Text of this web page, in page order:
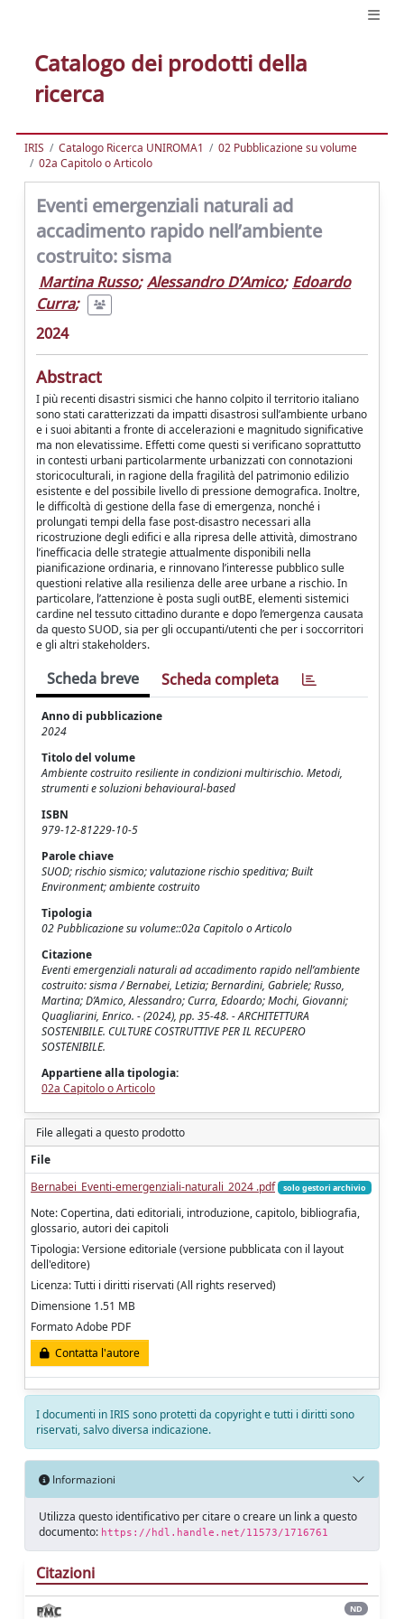
Catalogo dei prodotti della
ricerca
IRIS Catalogo Ricerca UNIROMA1
02 Pubblicazione su volume
02a Capitolo o Articolo
Eventi emergenziali naturali ad
accadimento rapido nell’ambiente
costruito: sisma
Martina Russo; Alessandro D’Amico; Edoardo
Curra;
2024
Abstract
I più recenti disastri sismici che hanno colpito il territorio italiano
sono stati caratterizzati da impatti disastrosi sull’ambiente urbano
e i suoi abitanti a fronte di accelerazioni e magnitudo significative
ma non elevatissime. Effetti come questi si verificano soprattutto
in contesti urbani particolarmente urbanizzati con connotazioni
storicoculturali, in ragione della fragilità del patrimonio edilizio
esistente e del possibile livello di pressione demografica. Inoltre,
le difficoltà di gestione della fase di emergenza, nonché i
prolungati tempi della fase post-disastro necessari alla
ricostruzione degli edifici e alla ripresa delle attività, dimostrano
l’inefficacia delle strategie attualmente disponibili nella
pianificazione ordinaria, e rinnovano l’interesse pubblico sulle
questioni relative alla resilienza delle aree urbane a rischio. In
particolare, l’attenzione è posta sugli outBE, elementi sistemici
cardine nel tessuto cittadino durante e dopo l’emergenza causata
da questo SUOD, sia per gli occupanti/utenti che per i soccorritori
e gli altri stakeholders.
Scheda breve Scheda completa
Anno di pubblicazione
2024
Titolo del volume
Ambiente costruito resiliente in condizioni multirischio. Metodi,
strumenti e soluzioni behavioural-based
ISBN
979-12-81229-10-5
Parole chiave
SUOD; rischio sismico; valutazione rischio speditiva; Built
Environment; ambiente costruito
Tipologia
02 Pubblicazione su volume::02a Capitolo o Articolo
Citazione
Eventi emergenziali naturali ad accadimento rapido nell’ambiente
costruito: sisma / Bernabei, Letizia; Bernardini, Gabriele; Russo,
Martina; D’Amico, Alessandro; Curra, Edoardo; Mochi, Giovanni;
Quagliarini, Enrico. - (2024), pp. 35-48. - ARCHITETTURA
SOSTENIBILE. CULTURE COSTRUTTIVE PER IL RECUPERO
SOSTENIBILE.
Appartiene alla tipologia:
02a Capitolo o Articolo
File allegati a questo prodotto
File
Bernabei_Eventi-emergenziali-naturali_2024 .pdf
solo gestori archivio
Note: Copertina, dati editoriali, introduzione, capitolo, bibliografia,
glossario, autori dei capitoli
Tipologia: Versione editoriale (versione pubblicata con il layout
dell'editore)
Licenza: Tutti i diritti riservati (All rights reserved)
Dimensione 1.51 MB
Formato Adobe PDF
Contatta l'autore
I documenti in IRIS sono protetti da copyright e tutti i diritti sono
riservati, salvo diversa indicazione.
Informazioni
Utilizza questo identificativo per citare o creare un link a questo
documento: https://hdl.handle.net/11573/1716761
Citazioni
ND